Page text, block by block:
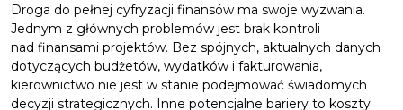
Droga do pełnej cyfryzacji finansów ma swoje wyzwania.
Jednym z głównych problemów jest brak kontroli
nad finansami projektów. Bez spójnych, aktualnych danych
dotyczących budżetów, wydatków i fakturowania,
kierownictwo nie jest w stanie podejmować świadomych
decyzji strategicznych. Inne potencjalne bariery to koszty